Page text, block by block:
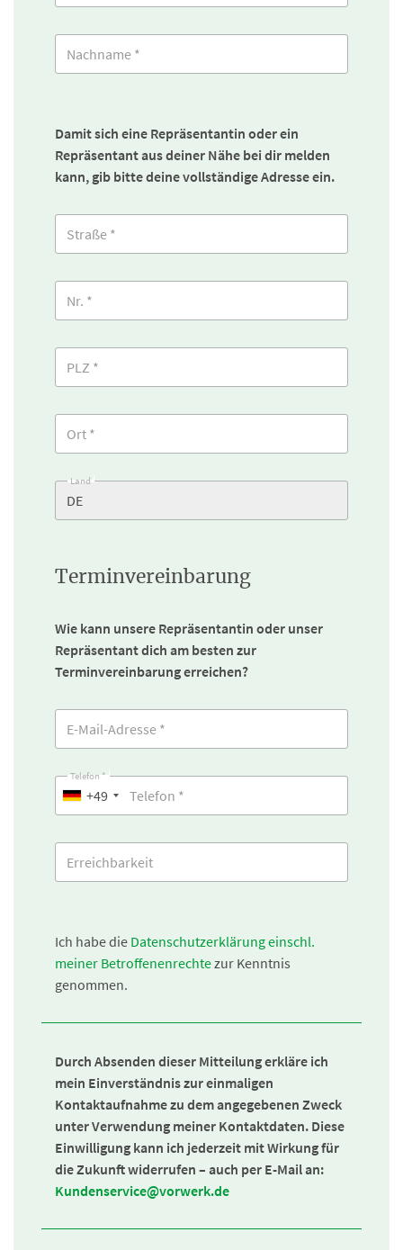
Damit sich eine Repräsentantin oder ein
Repräsentant aus deiner Nähe bei dir melden
kann, gib bitte deine vollständige Adresse ein.
Land
Terminvereinbarung
Wie kann unsere Repräsentantin oder unser
Repräsentant dich am besten zur
Terminvereinbarung erreichen?
+49
Telefon *
Ich habe die Datenschutzerklärung einschl.
meiner Betroffenenrechtezur Kenntnis
genommen.
Durch Absenden dieser Mitteilung erkläre ich
mein Einverständnis zur einmaligen
Kontaktaufnahme zu dem angegebenen Zweck
unter Verwendung meiner Kontaktdaten. Diese
Einwilligung kann ich jederzeit mit Wirkung für
die Zukunft widerrufen – auch per E-Mail an:
Kundenservice@vorwerk.de